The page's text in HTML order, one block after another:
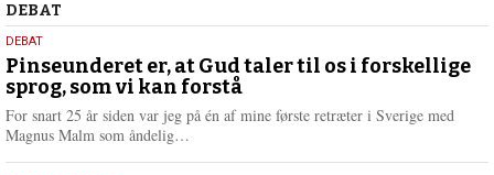
Debat
DEBAT
5.
august
2026
DEBAT
Pinseunderet er, at Gud taler til os i forskellige
sprog, som vi kan forstå
For snart 25 år siden var jeg på én af mine første retræter i Sverige med
Magnus Malm som åndelig…